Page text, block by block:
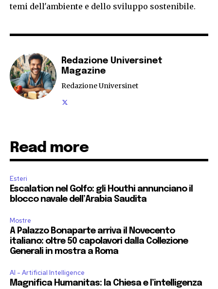
temi dell'ambiente e dello sviluppo sostenibile.
Redazione Universinet
Magazine
Redazione Universinet
Read more
Esteri
Escalation nel Golfo: gli Houthi annunciano il
blocco navale dell’Arabia Saudita
Mostre
A Palazzo Bonaparte arriva il Novecento
italiano: oltre 50 capolavori dalla Collezione
Generali in mostra a Roma
AI - Artificial Intelligence
Magnifica Humanitas: la Chiesa e l’intelligenza